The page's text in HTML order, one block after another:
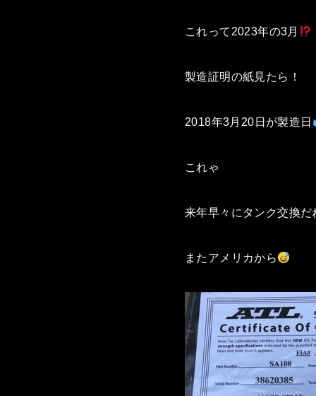
これって2023年の3月
製造証明の紙見たら！
2018年3月20日が製造日
これゃ
来年早々にタンク交換だ
またアメリカから